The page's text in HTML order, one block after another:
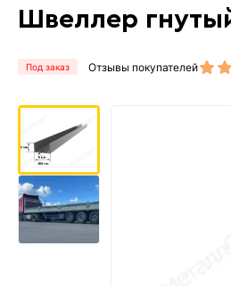
Швеллер
Под заказ Отзывы покупателей